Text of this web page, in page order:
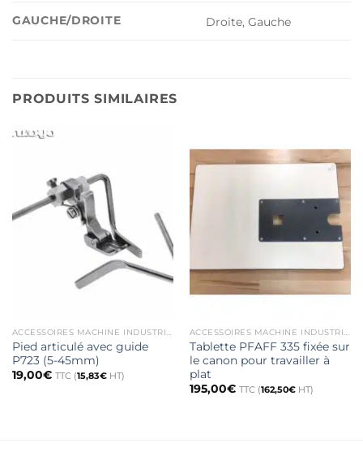
GAUCHE/DROITE Droite, Gauche
PRODUITS SIMILAIRES
ACCESSOIRES MACHINE INDUSTRIELLE
Pied articulé avec guide
P723 (5-45mm)
19,00€ TTC (15,83€HT)
ACCESSOIRES MACHINE INDUSTRIELLE
Tablette PFAFF 335 fixée sur
le canon pour travailler à
plat
195,00€ TTC (162,50€HT)